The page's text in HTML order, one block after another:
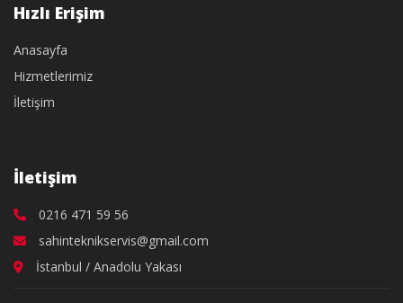
Hızlı Erişim
Anasayfa
Hizmetlerimiz
İletişim
İletişim
0216 471 59 56
sahinteknikservis@gmail.com
İstanbul / Anadolu Yakası